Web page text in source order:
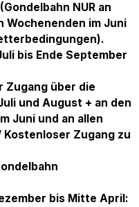
NUR an
Wochenenden im Juni
bis Ende September
über die
und August + an den
Juni und an allen
Zugang zu
bis Mitte April: